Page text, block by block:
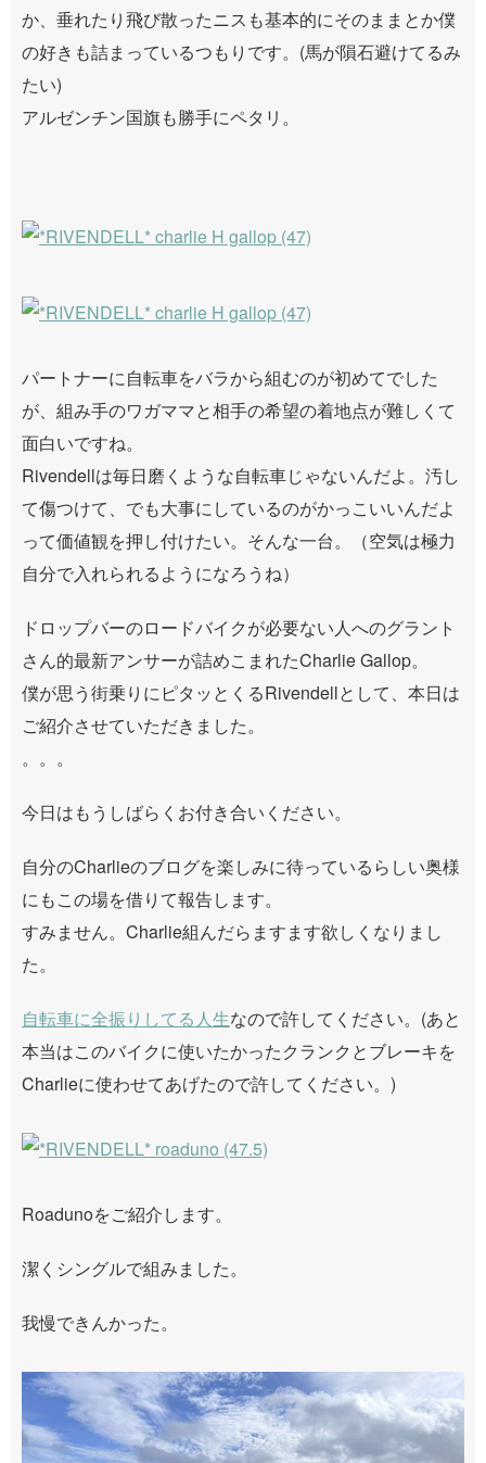
か、垂れたり飛び散ったニスも基本的にそのままとか僕
の好きも詰まっているつもりです。(馬が隕石避けてるみ
たい)
アルゼンチン国旗も勝手にペタリ。
パートナーに自転車をバラから組むのが初めてでした
が、組み手のワガママと相手の希望の着地点が難しくて
面白いですね。
Rivendellは毎日磨くような自転車じゃないんだよ。汚し
て傷つけて、でも大事にしているのがかっこいいんだよ
って価値観を押し付けたい。そんな一台。（空気は極力
自分で入れられるようになろうね）
ドロップバーのロードバイクが必要ない人へのグラント
さん的最新アンサーが詰めこまれたCharlie Gallop。
僕が思う街乗りにピタッとくるRivendellとして、本日は
ご紹介させていただきました。
。。。
今日はもうしばらくお付き合いください。
自分のCharlieのブログを楽しみに待っているらしい奥様
にもこの場を借りて報告します。
すみません。Charlie組んだらますます欲しくなりまし
た。
自転車に全振りしてる人生なので許してください。(あと
本当はこのバイクに使いたかったクランクとブレーキを
Charlieに使わせてあげたので許してください。)
Roadunoをご紹介します。
潔くシングルで組みました。
我慢できんかった。